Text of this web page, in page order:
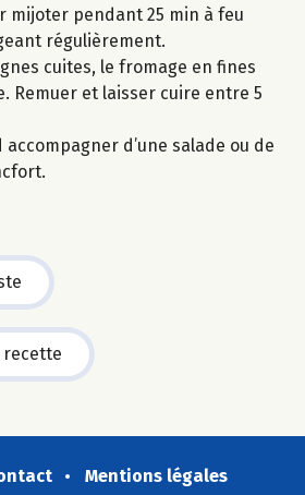
mijoter pendant 25 min à feu
régulièrement.
cuites, le fromage en fines
Remuer et laisser cuire entre 5
d’une salade ou de
Mentions légales